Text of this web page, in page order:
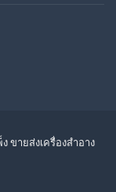
ขายส่งเครื่องสำอาง